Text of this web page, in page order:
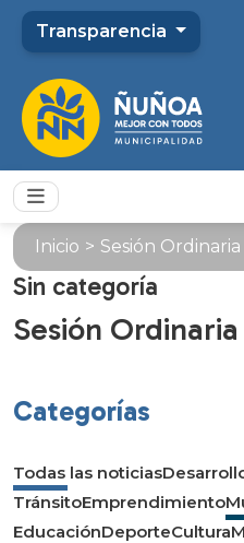
Transparencia
Inicio > Sesión
Sin categoría
Sesión
Categorías
Todas las noticias
TránsitoEmprendimiento
EducaciónDeporteCultura